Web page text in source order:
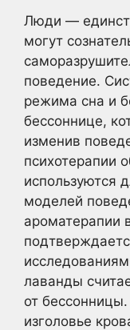
Люди —
могут
поведение.
режима сна и
бессоннице,
изменив
психотерапии
используются
моделей
ароматерапии
лаванды
от
изголовье